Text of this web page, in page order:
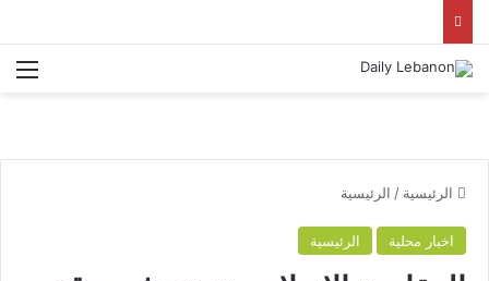
الرئيسية / الرئيسية
اخبار محلية الرئيسية